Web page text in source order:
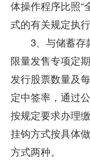
体操作程序比照“
式的有关规定执行
3、与储蓄存
限量发售专项定
发行股票数量及
定中签率，通过
按规定要求办理
挂钩方式按具体
方式两种。